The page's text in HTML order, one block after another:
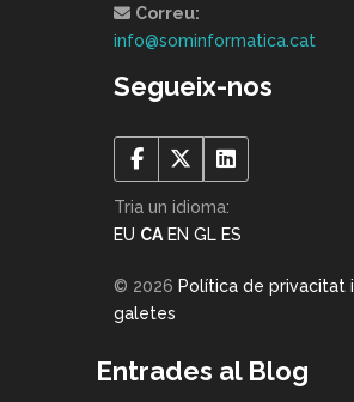
Correu:
info@sominformatica.cat
Segueix-nos
Tria un idioma:
EU CA EN GL ES
© 2026 Política de privacitat i
galetes
Entrades al Blog